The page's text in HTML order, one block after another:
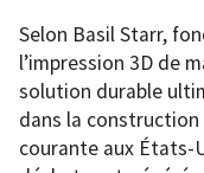
Selon Basil Starr,
l’impression 3D de
solution durable
dans la
courante aux États-